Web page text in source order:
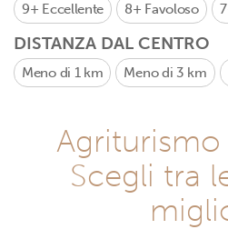
9+ Eccellente 8+ Favoloso
DISTANZA DAL CENTRO
Meno di 1 km Meno di 3 km
Scegli tra